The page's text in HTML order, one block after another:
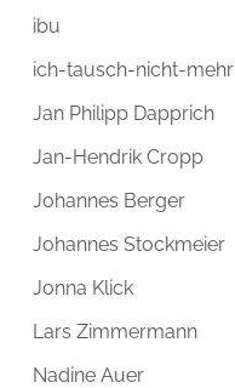
ibu
ich-tausch-nicht-mehr
Jan Philipp Dapprich
Jan-Hendrik Cropp
Johannes Berger
Johannes Stockmeier
Jonna Klick
Lars Zimmermann
Nadine Auer